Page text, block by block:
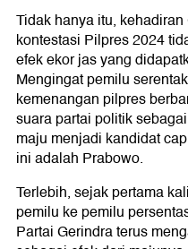
Tidak hanya itu,
kontestasi Pilpres 2024
efek ekor jas yang
Mengingat pemilu
kemenangan pilpres
suara partai politik
maju menjadi kandidat
ini adalah Prabowo.
Terlebih, sejak pertama
pemilu ke pemilu
Partai Gerindra terus